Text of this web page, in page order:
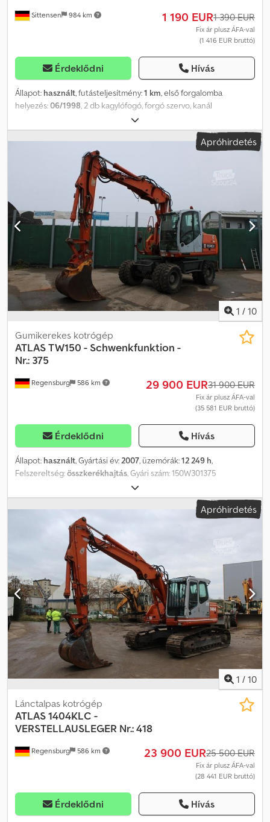
Sittensen 984 km 1 190 EUR1 390 EUR
Fix ár plusz ÁFA-val
(1 416 EUR bruttó)
Érdeklődni Hívás
Állapot: használt, futásteljesítmény:1 km, első forgalomba
helyezés:06/1998, 2 db kagylófogó, forgó szervo, kanál
szélessége: kb. 600 mm, térfogat 300 liter, tömeg 280 kg Dcsdpfx
Ajwkcg Ijnrok
Apróhirdetés
1 / 10
Regensburg 586 km
Gumikerekes kotrógép
ATLASTW150 - Schwenkfunktion -
Nr.: 375
29 900 EUR31 900 EUR
Fix ár plusz ÁFA-val
(35 581 EUR bruttó)
Érdeklődni Hívás
Állapot: használt, Gyártási év:2007, üzemórák:12 249 h,
Felszereltség:összkerékhajtás, Gyári szám: 150W301375
Megengedett össztömeg: 18 000 kg Üzemórák: kb. 12 249 óra
Klíma Gépszélesség: kb. 2 485 mm Djdpjxwrc Aofx Anrock
Elforgatható eltolható gém Kanálkar: 2 700 mm Munkaeszközök:
Lehnhoff SW 10 gyorscserélő 1 x mélyásó kanál – vágásszélesség 1
040 mm A változtatás, közbenső értékesítés, valamint tévedés
jogát kifejezetten fenntartjuk. A leírás a jármű általános
azonosítását szolgálja, nem jelent jogi értelemben vett garanciát.
A szerződés szerinti leírás az irányadó. Ajánlatunk alapvetően új
műszaki vizsga (TÜV) nélkül értendő. Amennyiben új TÜV vizsgát
szeretne, partner szervizeinken keresztül szívesen adunk
ajánlatot! A jármű reklámmatricákkal és/vagy feliratokkal ellátott
lehet. Általános szállítási és fizetési feltételeink érvényesek.
Apróhirdetés
1 / 10
Regensburg 586 km
Lánctalpas kotrógép
ATLAS1404KLC -
VERSTELLAUSLEGER Nr.: 418
23 900 EUR25 500 EUR
Fix ár plusz ÁFA-val
(28 441 EUR bruttó)
Érdeklődni Hívás